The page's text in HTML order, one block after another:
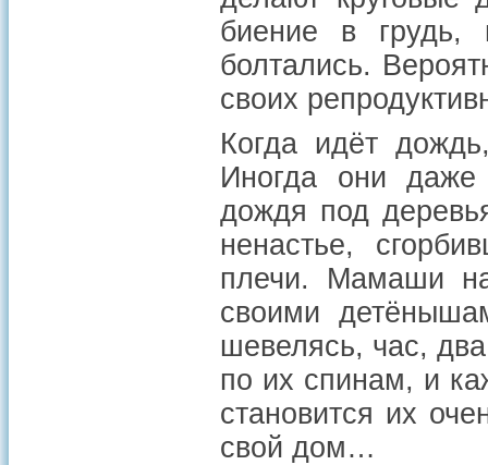
биение в грудь,
болтались.
своих
Когда идёт
Иногда они даже
дождя под
ненастье,
плечи. Мамаши
своими
шевелясь, час,
по их спинам, и
становится их
свой дом…